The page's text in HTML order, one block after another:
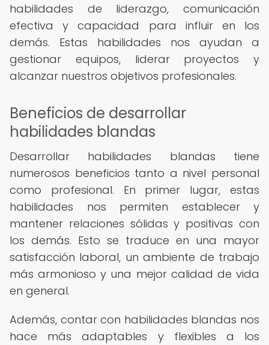
habilidades de liderazgo, comunicación
efectiva y capacidad para influir en los
demás. Estas habilidades nos ayudan a
gestionar equipos, liderar proyectos y
alcanzar nuestros objetivos profesionales.
Beneficios de desarrollar
habilidades blandas
Desarrollar habilidades blandas tiene
numerosos beneficios tanto a nivel personal
como profesional. En primer lugar, estas
habilidades nos permiten establecer y
mantener relaciones sólidas y positivas con
los demás. Esto se traduce en una mayor
satisfacción laboral, un ambiente de trabajo
más armonioso y una mejor calidad de vida
en general.
Además, contar con habilidades blandas nos
hace más adaptables y flexibles a los